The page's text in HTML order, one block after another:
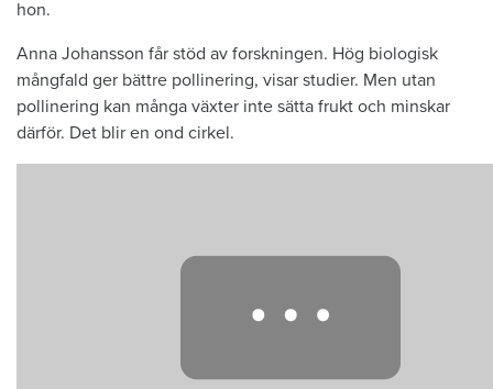
hon.
Anna Johansson får stöd av forskningen. Hög biologisk
mångfald ger bättre pollinering, visar studier. Men utan
pollinering kan många växter inte sätta frukt och minskar
därför. Det blir en ond cirkel.